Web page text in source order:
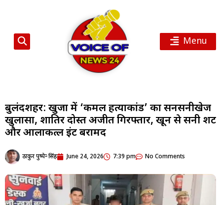
Menu
बुलंदशहर: खुर्जा में ‘कमल हत्याकांड’ का सनसनीखेज
खुलासा, शातिर दोस्त अजीत गिरफ्तार, खून से सनी शर्ट
और आलाकत्ल ईंट बरामद
ठाकुर पुष्पेन्द्र सिंह June 24, 2026 7:39 pm No Comments